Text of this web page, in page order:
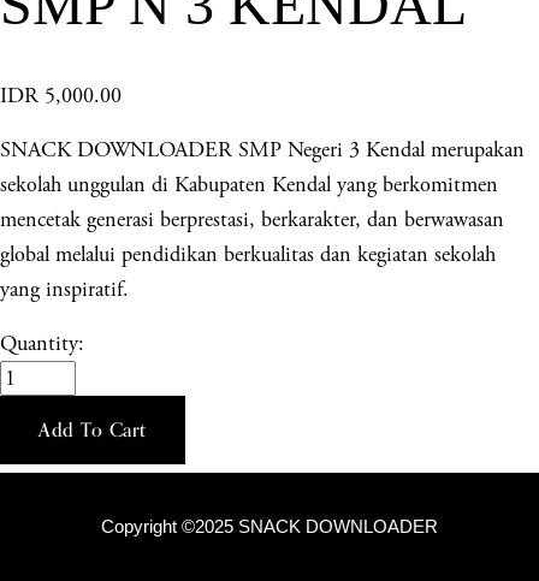
IDR 5,000.00
SNACK DOWNLOADER SMP Negeri 3 Kendal merupakan
sekolah unggulan di Kabupaten Kendal yang berkomitmen
mencetak generasi berprestasi, berkarakter, dan berwawasan
global melalui pendidikan berkualitas dan kegiatan sekolah
yang inspiratif.
Quantity:
Add To Cart
Copyright ©2025 SNACK DOWNLOADER